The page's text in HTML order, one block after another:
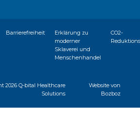
Barrierefreiheit
Erklärung zu
moderner
Sklaverei und
Menschenhandel
CO2-
2026 Q-bital Healthcare
Solutions
Website von
Bozboz